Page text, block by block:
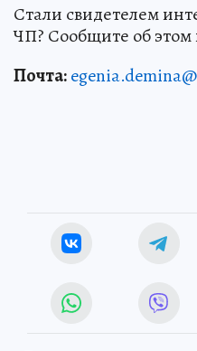
Стали свидетелем
ЧП? Сообщите об
Почта: